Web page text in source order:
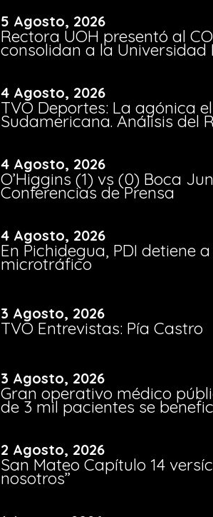
5 Agosto, 2026
Rectora UOH presentó al
consolidan a la Universidad
4 Agosto, 2026
TVO Deportes: La agónica
Sudamericana. Análisis del
4 Agosto, 2026
O’Higgins (1) vs (0) Boca
Conferencias de Prensa
4 Agosto, 2026
En Pichidegua, PDI detiene
microtráfico
3 Agosto, 2026
TVO Entrevistas: Pía Castro
3 Agosto, 2026
Gran operativo médico
de 3 mil pacientes se
2 Agosto, 2026
San Mateo Capítulo 14
nosotros”